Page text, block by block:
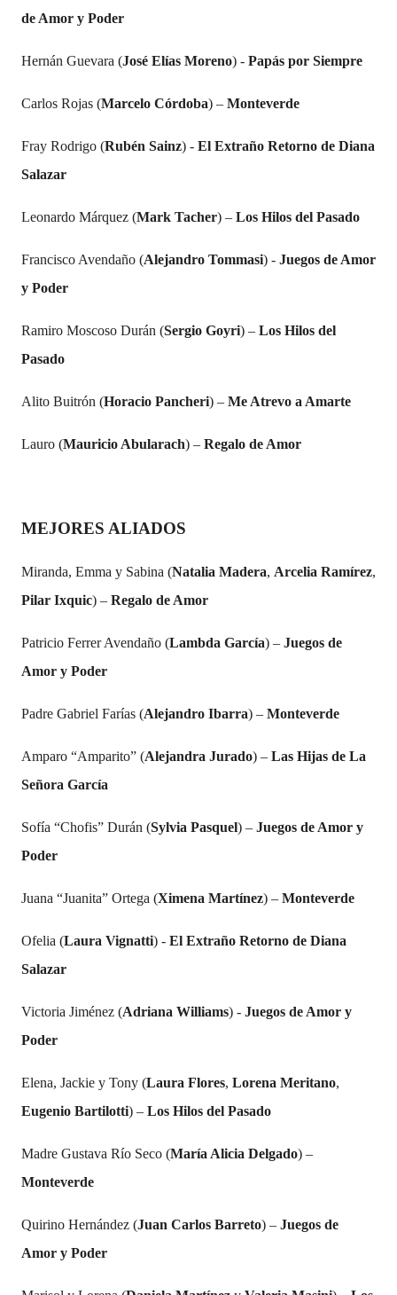
de Amor y Poder
Hernán Guevara (José Elías Moreno) - Papás por Siempre
Carlos Rojas (Marcelo Córdoba) – Monteverde
Fray Rodrigo (Rubén Sainz) - El Extraño Retorno de Diana
Salazar
Leonardo Márquez (Mark Tacher) – Los Hilos del Pasado
Francisco Avendaño (Alejandro Tommasi) - Juegos de Amor
y Poder
Ramiro Moscoso Durán (Sergio Goyri) – Los Hilos del
Pasado
Alito Buitrón (Horacio Pancheri) – Me Atrevo a Amarte
Lauro (Mauricio Abularach) – Regalo de Amor
MEJORES ALIADOS
Miranda, Emma y Sabina (Natalia Madera, Arcelia Ramírez,
Pilar Ixquic) – Regalo de Amor
Patricio Ferrer Avendaño (Lambda García) – Juegos de
Amor y Poder
Padre Gabriel Farías (Alejandro Ibarra) – Monteverde
Amparo “Amparito” (Alejandra Jurado) – Las Hijas de La
Señora García
Sofía “Chofis” Durán (Sylvia Pasquel) – Juegos de Amor y
Poder
Juana “Juanita” Ortega (Ximena Martínez) – Monteverde
Ofelia (Laura Vignatti) - El Extraño Retorno de Diana
Salazar
Victoria Jiménez (Adriana Williams) - Juegos de Amor y
Poder
Elena, Jackie y Tony (Laura Flores, Lorena Meritano,
Eugenio Bartilotti) – Los Hilos del Pasado
Madre Gustava Río Seco (María Alicia Delgado) –
Monteverde
Quirino Hernández (Juan Carlos Barreto) – Juegos de
Amor y Poder